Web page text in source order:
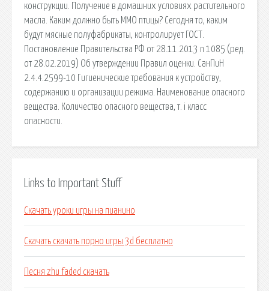
конструкции. Получение в домашних условиях растительного
масла. Каким должно быть ММО птицы? Сегодня то, каким
будут мясные полуфабрикаты, контролирует ГОСТ.
Постановление Правительства РФ от 28.11.2013 n 1085 (ред.
от 28.02.2019) Об утверждении Правил оценки. СанПиН
2.4.4.2599-10 Гигиенические требования к устройству,
содержанию и организации режима. Наименование опасного
вещества. Количество опасного вещества, т. i класс
опасности.
Links to Important Stuff
Скачать уроки игры на пианино
Скачать скачать порно игры 3d бесплатно
Песня zhu faded скачать